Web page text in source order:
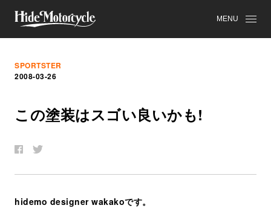
MENU
SPORTSTER
2008-03-26
この塗装はスゴい良いかも!
hidemo designer wakakoです。